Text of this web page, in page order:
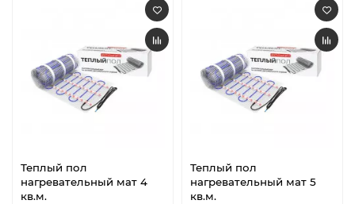
Теплый пол
нагревательный мат 4
кв.м.
Теплый пол
нагревательный мат 5
кв.м.